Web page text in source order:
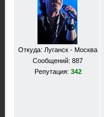
Откуда: Луганск - Москва
Сообщений: 887
Репутация: 342